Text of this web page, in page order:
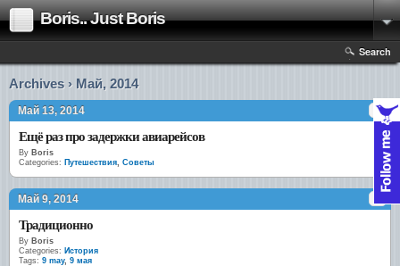
Boris.. Just Boris
Search
Archives › Май, 2014
Май 13, 2014
Ещё раз про задержки авиарейсов
By Boris
Categories: Путешествия, Советы
Май 9, 2014
Традиционно
By Boris
Categories: История
Tags: 9 may, 9 мая